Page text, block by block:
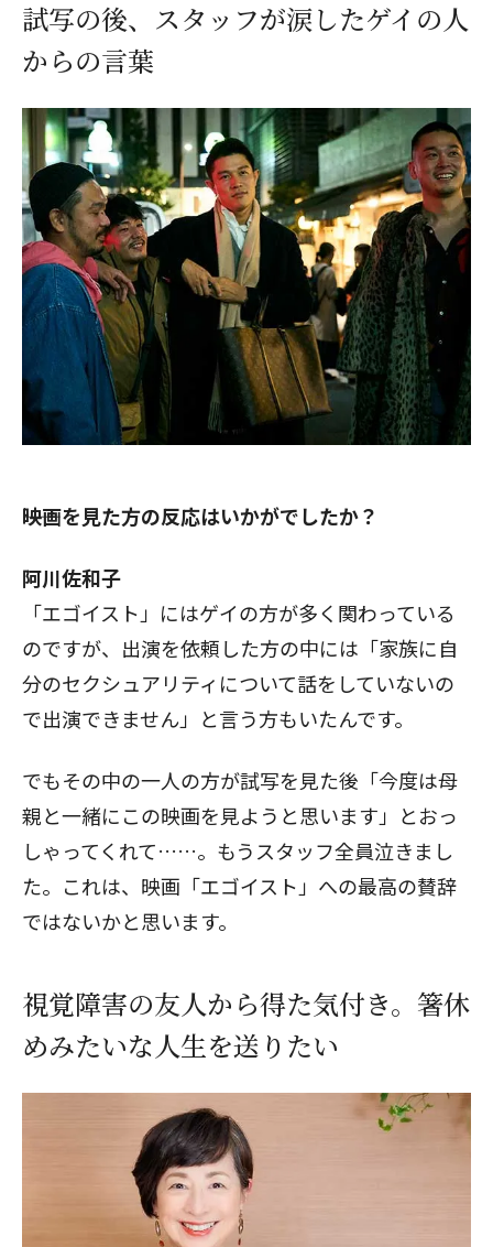
試写の後、スタッフが涙したゲイの人
からの言葉
――映画を見た方の反応はいかがでしたか？
阿川佐和子
「エゴイスト」にはゲイの方が多く関わっている
のですが、出演を依頼した方の中には「家族に自
分のセクシュアリティについて話をしていないの
で出演できません」と言う方もいたんです。
でもその中の一人の方が試写を見た後「今度は母
親と一緒にこの映画を見ようと思います」とおっ
しゃってくれて……。もうスタッフ全員泣きまし
た。これは、映画「エゴイスト」への最高の賛辞
ではないかと思います。
視覚障害の友人から得た気付き。箸休
めみたいな人生を送りたい